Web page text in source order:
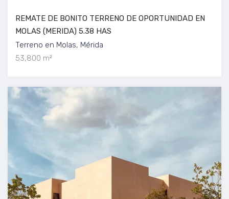
REMATE DE BONITO TERRENO DE OPORTUNIDAD EN
MOLAS (MERIDA) 5.38 HAS
Terreno en Molas, Mérida
53,800 m²